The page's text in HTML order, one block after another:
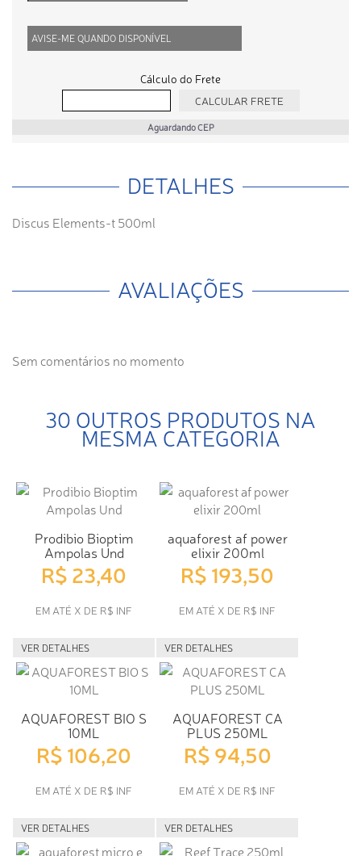
AVISE-ME QUANDO DISPONÍVEL
Cálculo do Frete
Aguardando CEP
DETALHES
Discus Elements-t 500ml
AVALIAÇÕES
Sem comentários no momento
30 OUTROS PRODUTOS NA
MESMA CATEGORIA
Prodibio Bioptim
Ampolas Und
R$ 23,40
EM ATÉ X DE R$ INF
VER DETALHES
aquaforest af power
elixir 200ml
R$ 193,50
EM ATÉ X DE R$ INF
VER DETALHES
AQUAFOREST BIO S
10ML
R$ 106,20
EM ATÉ X DE R$ INF
VER DETALHES
AQUAFOREST CA
PLUS 250ML
R$ 94,50
EM ATÉ X DE R$ INF
VER DETALHES